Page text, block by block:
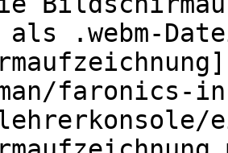
.webm-
faronics-